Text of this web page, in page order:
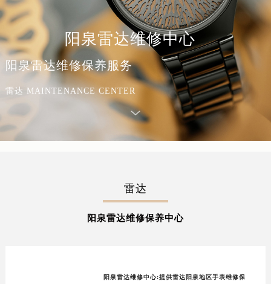
阳泉雷达维修中心
阳泉雷达维修保养服务
雷达 MAINTENANCE CENTER
雷达
阳泉雷达维修保养中心
阳泉雷达维修中心:提供雷达阳泉地区手表维修保